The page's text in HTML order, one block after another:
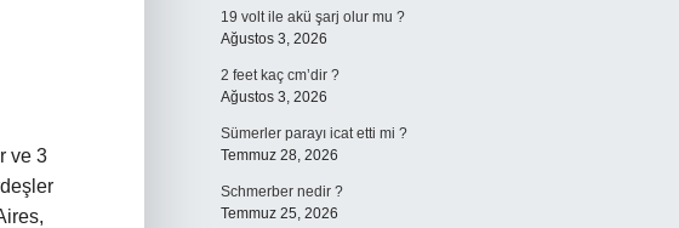
ve 3
19 volt ile akü şarj olur mu ?
Ağustos 3, 2026
2 feet kaç cm’dir ?
Ağustos 3, 2026
Sümerler parayı icat etti mi ?
Temmuz 28, 2026
Schmerber nedir ?
Temmuz 25, 2026